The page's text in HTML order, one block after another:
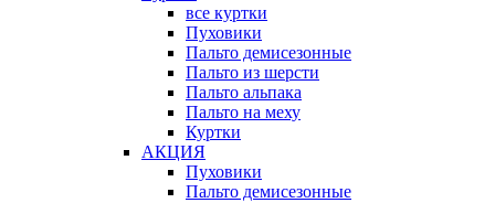
все куртки
Пуховики
Пальто демисезонные
Пальто из шерсти
Пальто альпака
Пальто на меху
Куртки
АКЦИЯ
Пуховики
Пальто демисезонные